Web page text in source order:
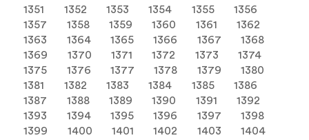
1351 1352 1353 1354 1355
1356
1357
1358 1359 1360 1361
1362
1363
1364 1365 1366 1367
1368
1369
1370 1371 1372 1373
1374
1375
1376 1377 1378 1379
1380
1381
1382 1383 1384 1385
1386
1387
1388 1389 1390 1391
1392
1393
1394 1395 1396 1397
1398
1399
1400 1401 1402 1403
1404